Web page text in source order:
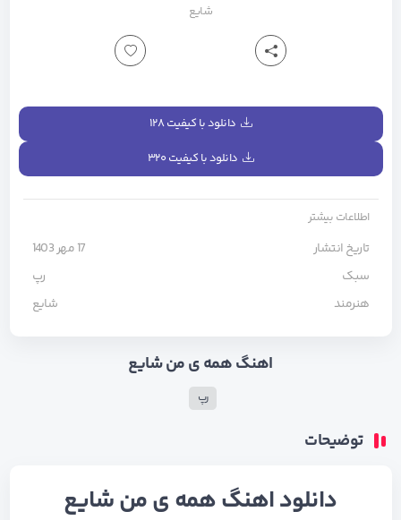
شایع
دانلود با کیفیت ۱۲۸
دانلود با کیفیت ۳۲۰
اطلاعات بیشتر
تاریخ انتشار
17 مهر 1403
سبک
رپ
هنرمند
شایع
اهنگ همه ی من شایع
رپ
توضیحات
دانلود اهنگ همه ی من شایع